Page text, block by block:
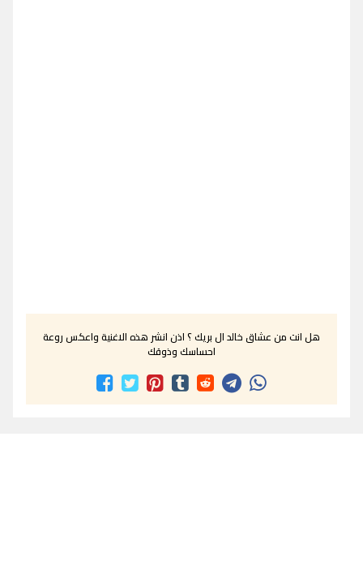
هل انت من عشاق خالد ال بريك ؟ اذن انشر هذه الاغنية واعكس روعة
احساسك وذوقك